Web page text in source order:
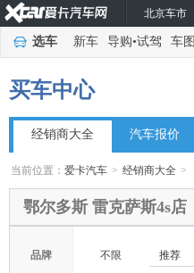
北京车市
选车 新车 导购•试驾 车图
买车中心
经销商大全 汽车报价
当前位置：爱卡汽车 > 经销商大全 >
鄂尔多斯 雷克萨斯4s店
品牌 不限 推荐